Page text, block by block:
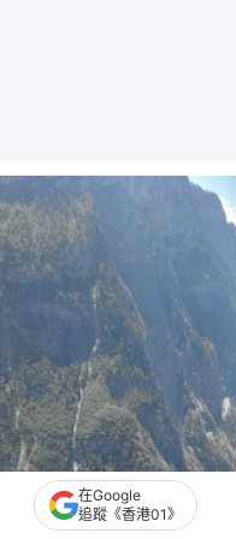
在Google
追蹤《香港01》